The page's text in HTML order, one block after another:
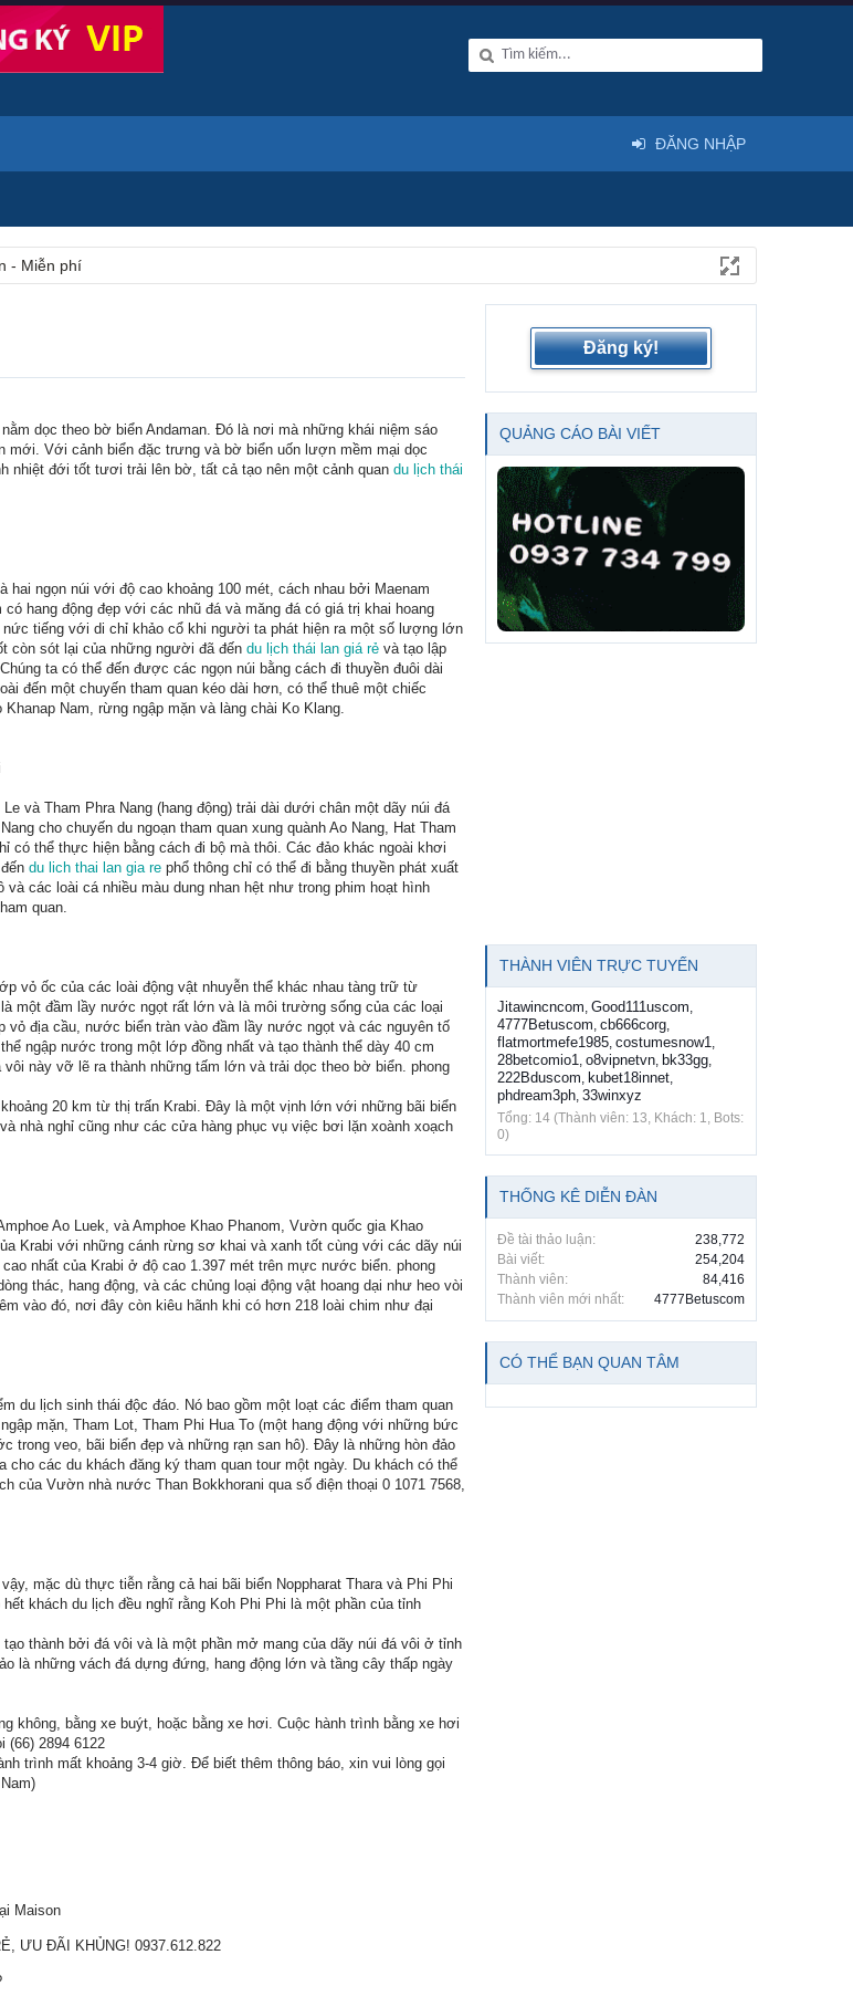
- Miễn phí
dọc theo bờ biển Andaman. Đó là nơi mà những khái niệm sáo
mới. Với cảnh biển đặc trưng và bờ biển uốn lượn mềm mại dọc
nhiệt đới tốt tươi trải lên bờ, tất cả tạo nên một cảnh quan du lịch thái
ngọn núi với độ cao khoảng 100 mét, cách nhau bởi Maenam
hang động đẹp với các nhũ đá và măng đá có giá trị khai hoang
tiếng với di chỉ khảo cổ khi người ta phát hiện ra một số lượng lớn
còn sót lại của những người đã đến du lịch thái lan giá rẻ và tạo lập
ta có thể đến được các ngọn núi bằng cách đi thuyền đuôi dài
đến một chuyến tham quan kéo dài hơn, có thể thuê một chiếc
Nam, rừng ngập mặn và làng chài Ko Klang.
và Tham Phra Nang (hang động) trải dài dưới chân một dãy núi đá
cho chuyến du ngoạn tham quan xung quành Ao Nang, Hat Tham
có thể thực hiện bằng cách đi bộ mà thôi. Các đảo khác ngoài khơi
du lich thai lan gia re phổ thông chỉ có thể đi bằng thuyền phát xuất
các loài cá nhiều màu dung nhan hệt như trong phim hoạt hình
quan.
vỏ ốc của các loài động vật nhuyễn thể khác nhau tàng trữ từ
một đầm lầy nước ngọt rất lớn và là môi trường sống của các loại
vỏ địa cầu, nước biển tràn vào đầm lầy nước ngọt và các nguyên tố
ngập nước trong một lớp đồng nhất và tạo thành thể dày 40 cm
này vỡ lẽ ra thành những tấm lớn và trải dọc theo bờ biển. phong
20 km từ thị trấn Krabi. Đây là một vịnh lớn với những bãi biển
nhà nghỉ cũng như các cửa hàng phục vụ việc bơi lặn xoành xoạch
Ao Luek, và Amphoe Khao Phanom, Vườn quốc gia Khao
Krabi với những cánh rừng sơ khai và xanh tốt cùng với các dãy núi
nhất của Krabi ở độ cao 1.397 mét trên mực nước biển. phong
thác, hang động, và các chủng loại động vật hoang dại như heo vòi
vào đó, nơi đây còn kiêu hãnh khi có hơn 218 loài chim như đại
du lịch sinh thái độc đáo. Nó bao gồm một loạt các điểm tham quan
mặn, Tham Lot, Tham Phi Hua To (một hang động với những bức
trong veo, bãi biển đẹp và những rạn san hô). Đây là những hòn đảo
các du khách đăng ký tham quan tour một ngày. Du khách có thể
của Vườn nhà nước Than Bokkhorani qua số điện thoại 0 1071 7568,
mặc dù thực tiễn rằng cả hai bãi biển Noppharat Thara và Phi Phi
khách du lịch đều nghĩ rằng Koh Phi Phi là một phần của tỉnh
thành bởi đá vôi và là một phần mở mang của dãy núi đá vôi ở tỉnh
là những vách đá dựng đứng, hang động lớn và tầng cây thấp ngày
không, bằng xe buýt, hoặc bằng xe hơi. Cuộc hành trình bằng xe hơi
(66) 2894 6122
trình mất khoảng 3-4 giờ. Để biết thêm thông báo, xin vui lòng gọi
Maison
ƯU ĐÃI KHỦNG! 0937.612.822
Đăng ký!
QUẢNG CÁO BÀI VIẾT
THÀNH VIÊN TRỰC TUYẾN
Jitawincncom, Good111uscom,
4777Betuscom, cb666corg,
flatmortmefe1985, costumesnow1,
28betcomio1, o8vipnetvn, bk33gg,
222Bduscom, kubet18innet,
phdream3ph, 33winxyz
Tổng: 14 (Thành viên: 13, Khách: 1, Bots:
0)
THỐNG KÊ DIỄN ĐÀN
Đề tài thảo luận:
238,772
Bài viết:
254,204
Thành viên:
84,416
Thành viên mới nhất:
4777Betuscom
CÓ THỂ BẠN QUAN TÂM
ĐĂNG NHẬP